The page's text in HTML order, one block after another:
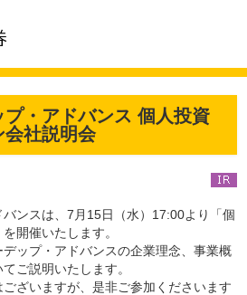
・アドバンス 個人投資
会社説明会
ンスは、7月15日（水）17:00より「個
開催いたします。
ップ・アドバンスの企業理念、事業概
ご説明いたします。
ざいますが、是非ご参加くださいます